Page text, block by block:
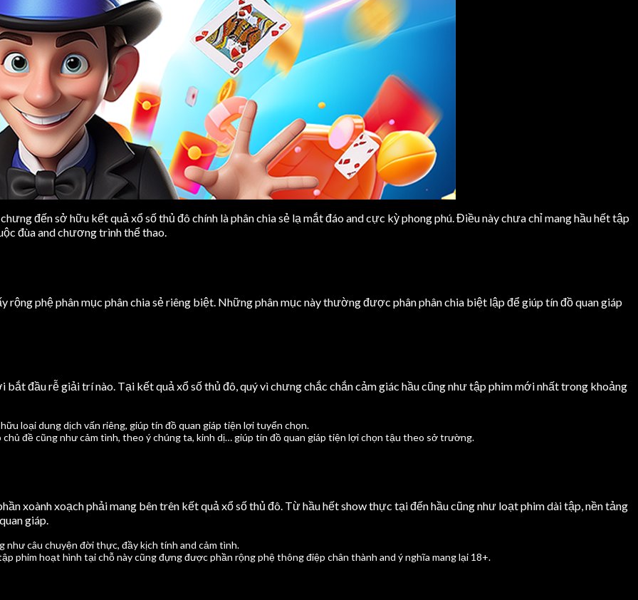
đến sở hữu kết quả xổ số thủ đô chính là phân chia sẻ lạ mắt đáo and cực kỳ phong phú. Điều này chưa chỉ mang hầu hết tập
đùa and chương trình thể thao.
phệ phân mục phân chia sẻ riêng biệt. Những phân mục này thường được phân phân chia biệt lập để giúp tín đồ quan giáp
bắt đầu rễ giải trí nào. Tại kết quả xổ số thủ đô, quý vì chưng chắc chắn cảm giác hầu cũng như tập phim mới nhất trong khoảng
loại dung dịch vấn riêng, giúp tín đồ quan giáp tiện lợi tuyển chọn.
đề cũng như cảm tình, theo ý chúng ta, kinh dị… giúp tín đồ quan giáp tiện lợi chọn tậu theo sở trường.
xoành xoạch phải mang bên trên kết quả xổ số thủ đô. Từ hầu hết show thực tại đến hầu cũng như loạt phim dài tập, nền tảng
giáp.
như câu chuyện đời thực, đầy kịch tính and cảm tình.
phim hoạt hình tại chỗ này cũng đựng được phần rộng phệ thông điệp chân thành and ý nghĩa mang lại 18+.